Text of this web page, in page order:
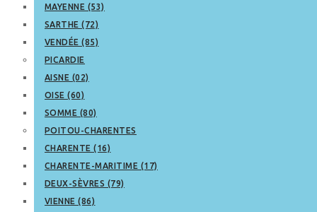
MAYENNE (53)
SARTHE (72)
VENDÉE (85)
PICARDIE
AISNE (02)
OISE (60)
SOMME (80)
POITOU-CHARENTES
CHARENTE (16)
CHARENTE-MARITIME (17)
DEUX-SÈVRES (79)
VIENNE (86)